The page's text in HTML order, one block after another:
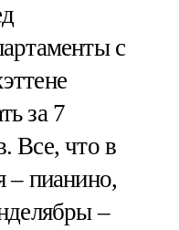
с
за 7
Все, что в
– пианино,
–